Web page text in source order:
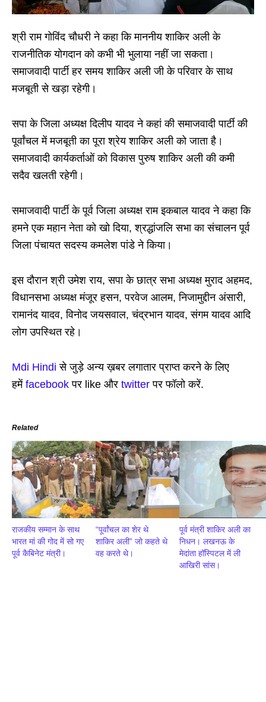
श्री राम गोविंद चौधरी ने कहा कि माननीय शाकिर अली के
राजनीतिक योगदान को कभी भी भुलाया नहीं जा सकता।
समाजवादी पार्टी हर समय शाकिर अली जी के परिवार के साथ
मजबूती से खड़ा रहेगी।
सपा के जिला अध्यक्ष दिलीप यादव ने कहां की समाजवादी पार्टी की
पूर्वांचल में मजबूती का पूरा श्रेय शाकिर अली को जाता है।
समाजवादी कार्यकर्ताओं को विकास पुरुष शाकिर अली की कमी
सदैव खलती रहेगी।
समाजवादी पार्टी के पूर्व जिला अध्यक्ष राम इकबाल यादव ने कहा कि
हमने एक महान नेता को खो दिया, श्रद्धांजलि सभा का संचालन पूर्व
जिला पंचायत सदस्य कमलेश पांडे ने किया।
इस दौरान श्री उमेश राय, सपा के छात्र सभा अध्यक्ष मुराद अहमद,
विधानसभा अध्यक्ष मंजूर हसन, परवेज आलम, निजामुद्दीन अंसारी,
रामानंद यादव, विनोद जयसवाल, चंद्रभान यादव, संगम यादव आदि
लोग उपस्थित रहे।
Mdi Hindi से जुड़े अन्य ख़बर लगातार प्राप्त करने के लिए
हमें facebook पर like और twitterपर फॉलो करें.
Related
राजकीय सम्मान के साथ
भारत मां की गोद में सो गए
पूर्व कैबिनेट मंत्री।
“पूर्वांचल का शेर थे
शाकिर अली” जो कहते थे
वह करते थे।
पूर्व मंत्री शाकिर अली का
निधन। लखनऊ के
मेदांता हॉस्पिटल में ली
आखिरी सांस।